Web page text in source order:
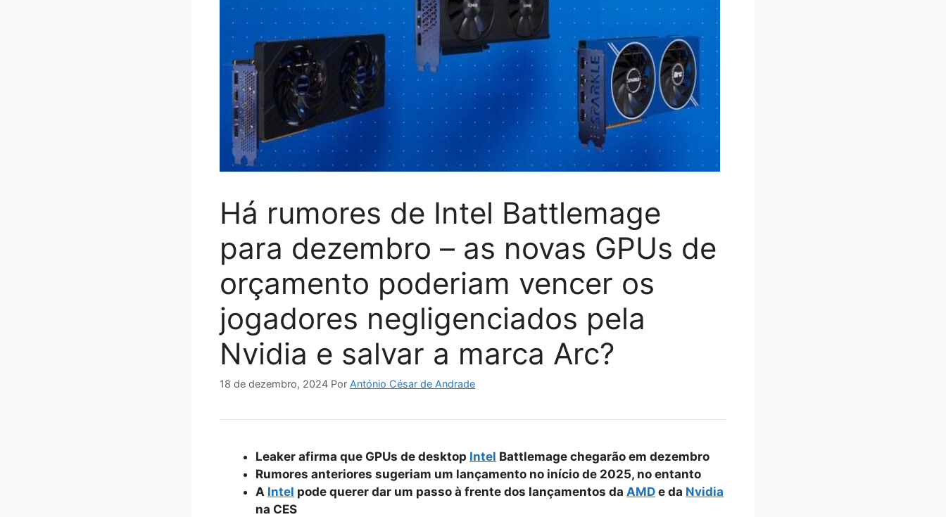
Há rumores de Intel Battlemage
para dezembro – as novas GPUs de
orçamento poderiam vencer os
jogadores negligenciados pela
Nvidia e salvar a marca Arc?
18 de dezembro, 2024 Por António César de Andrade
Leaker afirma que GPUs de desktop Intel Battlemage chegarão em dezembro
Rumores anteriores sugeriam um lançamento no início de 2025, no entanto
A Intel pode querer dar um passo à frente dos lançamentos da AMD e da Nvidia
na CES